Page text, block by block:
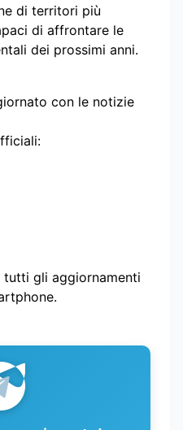
di territori più
di affrontare le
dei prossimi anni.
con le notizie
tutti gli aggiornamenti